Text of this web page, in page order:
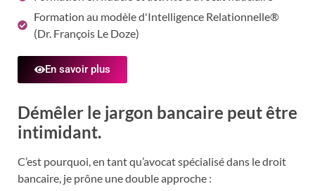
Formation au modèle d'Intelligence Relationnelle®
(Dr. François Le Doze)
En savoir plus
Démêler le jargon bancaire peut être
intimidant.
C’est pourquoi, en tant qu’avocat spécialisé dans le droit
bancaire, je prône une double approche :